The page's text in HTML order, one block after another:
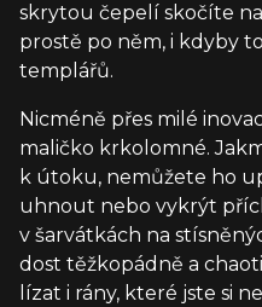
skrytou čepelí skočíte
prostě po něm, i kdyby
templářů.
Nicméně přes milé
maličko krkolomné.
k útoku, nemůžete ho
uhnout nebo vykrýt
v šarvátkách na
dost těžkopádně a
lízat i rány, které jste si